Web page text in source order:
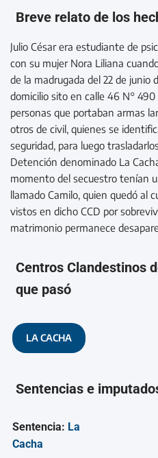
Breve relato de los
Julio César era estudiante de
con su mujer Nora Liliana
de la madrugada del 22 de junio
domicilio sito en calle 46 N°
personas que portaban armas
otros de civil, quienes se
seguridad, para luego
Detención denominado La
momento del secuestro tenían
llamado Camilo, quien quedó al
vistos en dicho CCD por
matrimonio permanece
Centros Clandestinos
que pasó
LA CACHA
Sentencias e
Sentencia: La
Cacha